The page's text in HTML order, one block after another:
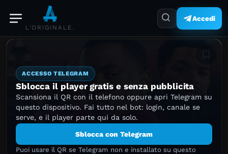
L'ORIGINALE.
Accedi
ACCESSO TELEGRAM
Sblocca il player gratis e senza pubblicita
Scansiona il QR con il telefono oppure apri Telegram su
questo dispositivo. Fai tutto nel bot: login, canale se
serve, e il player parte qui da solo.
Sblocca con Telegram
Puoi usare il QR se Telegram non e installato su questo